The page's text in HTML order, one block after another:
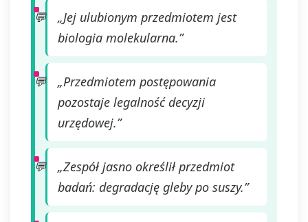
„Jej ulubionym przedmiotem jest
biologia molekularna.”
„Przedmiotem postępowania
pozostaje legalność decyzji
urzędowej.”
„Zespół jasno określił przedmiot
badań: degradację gleby po suszy.”